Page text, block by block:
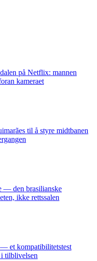
på Netflix: mannen
kameraet
til å styre midtbanen
— den brasilianske
ikke rettssalen
et kompatibilitetstest
i tilblivelsen